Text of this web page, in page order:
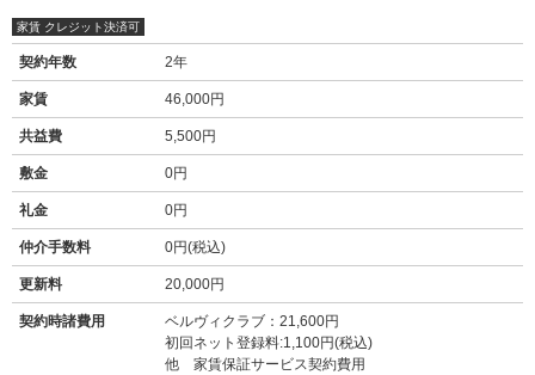
家賃 クレジット決済可
契約年数 2年
家賃 46,000円
共益費 5,500円
敷金 0円
礼金 0円
仲介手数料 0円(税込)
更新料 20,000円
契約時諸費用
ベルヴィクラブ：21,600円
初回ネット登録料:1,100円(税込)
他 家賃保証サービス契約費用